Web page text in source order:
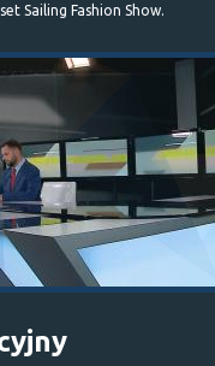
Sailing Fashion Show.